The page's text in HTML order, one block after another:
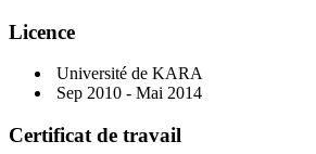
Licence
Université de KARA
Sep 2010 - Mai 2014
Certificat de travail